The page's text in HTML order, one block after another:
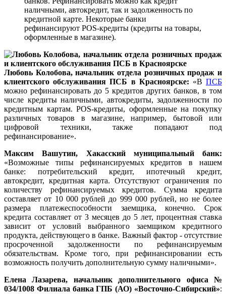
наличными, автокредит, так и задолженность по
кредитной карте. Некоторые банки
рефинансируют POS-кредиты (кредиты на товары,
оформленные в магазине).
Любовь Колобова, начальник отдела розничных продаж и
клиентского обслуживания ПСБ в Красноярске: «ВПСБ
можно рефинансировать до 5 кредитов других банков, в том
числе кредиты наличными, автокредиты, задолженности по
кредитным картам. POS-кредиты, оформленные на покупку
различных товаров в магазине, например, бытовой или
цифровой техники, также попадают под
рефинансирование».
Максим Вашутин, Хакасский муниципальныйбанк:
«Возможные типы рефинансируемых кредитов в нашем
банке: потребительский кредит, ипотечный кредит,
автокредит, кредитная карта. Отсутствуют ограничения по
количеству рефинансируемых кредитов. Сумма кредита
составляет от 10 000 рублей до 999 000 рублей, но не более
размера платежеспособности заемщика, конечно. Срок
кредита составляет от 3 месяцев до 5 лет, процентная ставка
зависит от условий выбранного заемщиком кредитного
продукта, действующего в банке. Важный фактор - отсутствие
просроченной задолженности по рефинансируемым
обязательствам. Кроме того, при рефинансировании есть
возможность получить дополнительную сумму наличными».
Елена Лазарева, начальник дополнительного офиса №
034/1008 Филиала банка ГПБ (АО) «Восточно-Сибирский»: